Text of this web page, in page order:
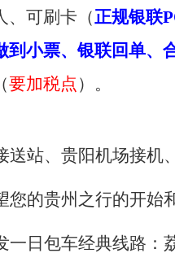
、可刷卡（正规银联
到小票、银联回单、
要加税点 ）。
送站、贵阳机场接机
您的贵州之行的开始
一日包车经典线路：